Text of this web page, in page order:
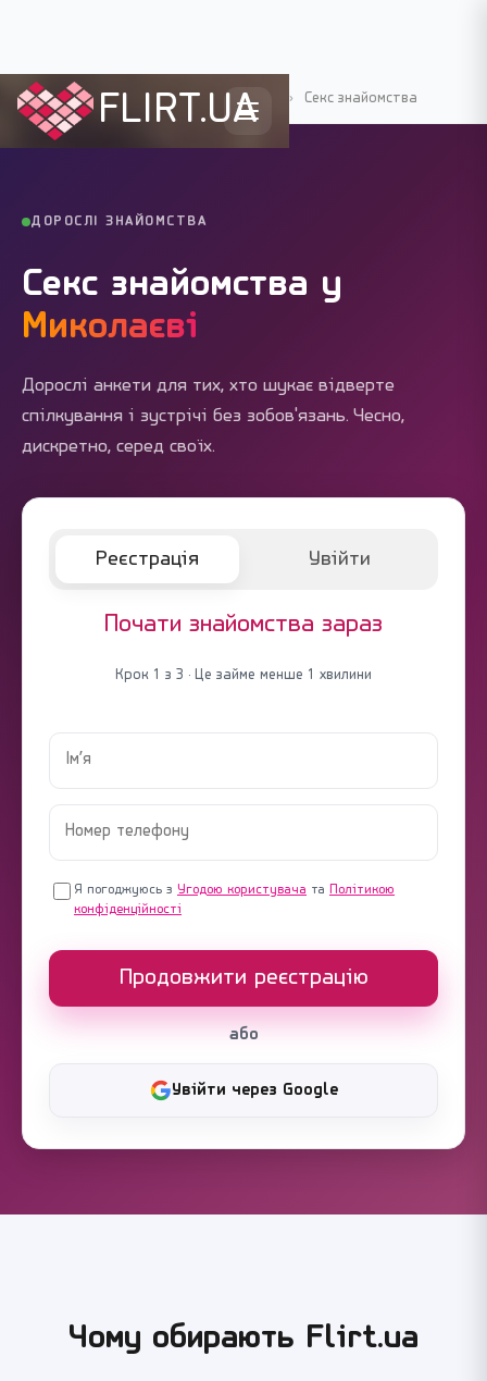
FLIRT.UA
Flirt.ua › Міста України Миколаїв › Секс знайомства
ДОРОСЛІ ЗНАЙОМСТВА
Секс знайомства у
Миколаєві
Дорослі анкети для тих, хто шукає відверте
спілкування і зустрічі без зобов'язань. Чесно,
дискретно, серед своїх.
Реєстрація Увійти
Почати знайомства зараз
Крок 1 з 3 · Це займе менше 1 хвилини
Я погоджуюсь з Угодою користувача та Політикою
конфіденційності
Продовжити реєстрацію
або
Увійти через Google
Чому обирають Flirt.ua